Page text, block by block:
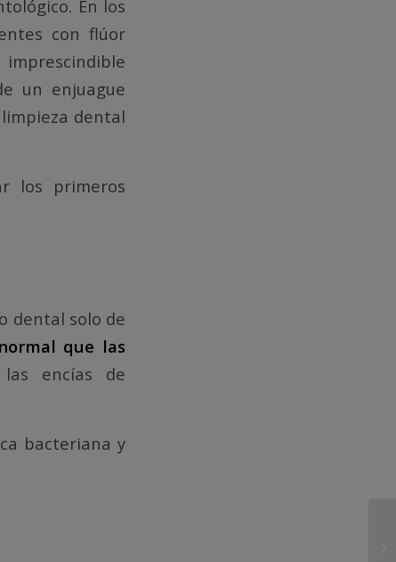
En los
con flúor
un enjuague
dental
los primeros
dental solo de
que las
encías de
bacteriana y